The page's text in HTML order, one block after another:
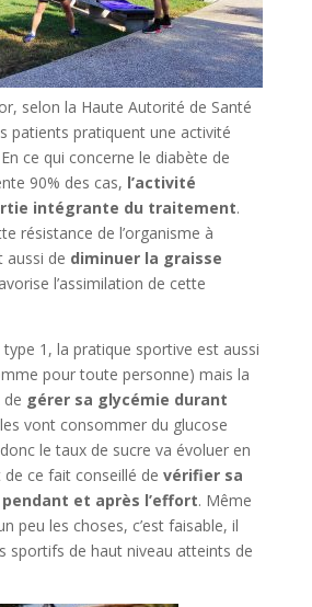
selon la Haute Autorité de Santé
patients pratiquent une activité
ce qui concerne le diabète de
90% des cas, l’activité
intégrante du traitement.
résistance de l’organisme à
aussi de diminuer la graisse
l’assimilation de cette
1, la pratique sportive est aussi
pour toute personne) mais la
gérer sa glycémie durant
vont consommer du glucose
le taux de sucre va évoluer en
ce fait conseillé de vérifier sa
et après l’effort. Même
peu les choses, c’est faisable, il
sportifs de haut niveau atteints de